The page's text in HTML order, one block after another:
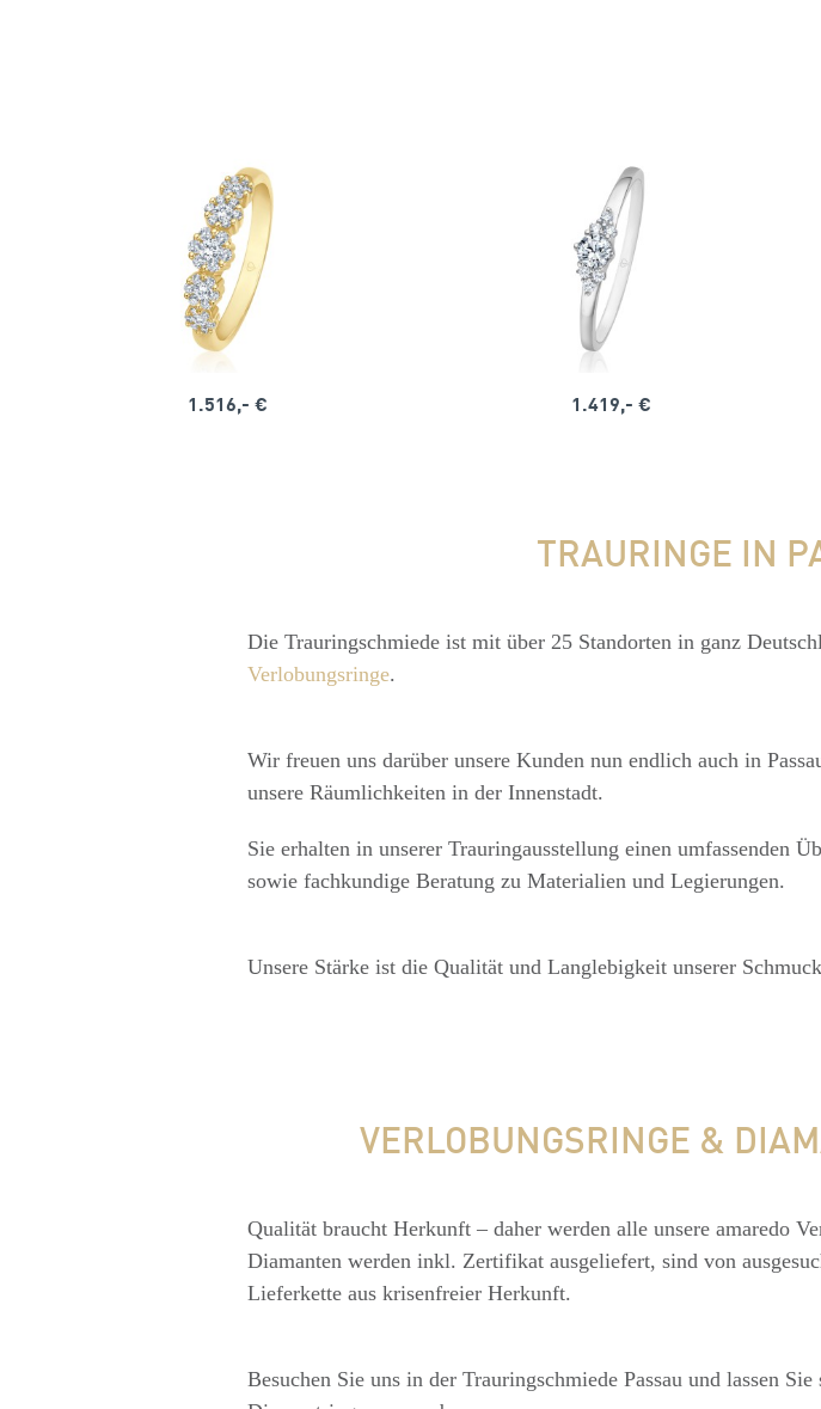
1.516,- € 1.419,- €
TRAURINGE IN
Die Trauringschmiede ist mit über 25 Standorten in ganz
Verlobungsringe.
Wir freuen uns darüber unsere Kunden nun endlich auch in
unsere Räumlichkeiten in der Innenstadt.
Sie erhalten in unserer Trauringausstellung einen umfassenden
sowie fachkundige Beratung zu Materialien und Legierungen.
Unsere Stärke ist die Qualität und Langlebigkeit unserer
VERLOBUNGSRINGE &
Qualität braucht Herkunft – daher werden alle unsere amaredo
Diamanten werden inkl. Zertifikat ausgeliefert, sind von
Lieferkette aus krisenfreier Herkunft.
Besuchen Sie uns in der Trauringschmiede Passau und lassen